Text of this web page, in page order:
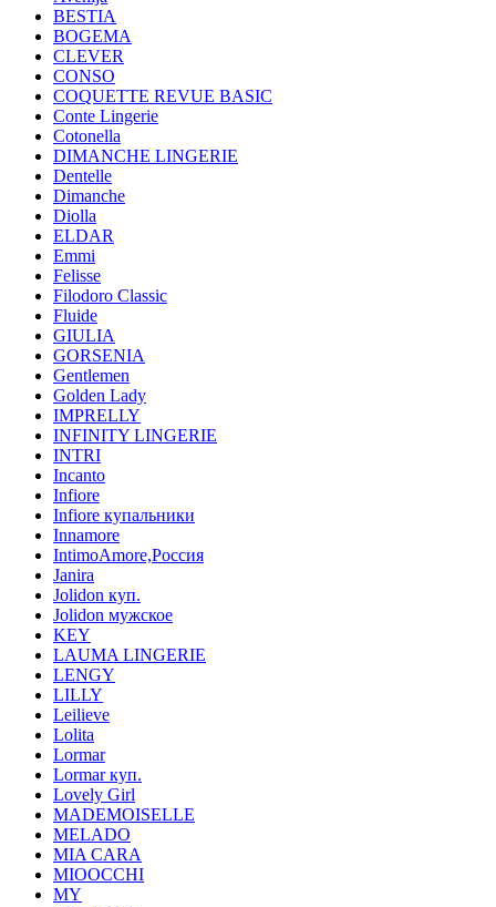
BESTIA
BOGEMA
CLEVER
CONSO
COQUETTE REVUE BASIC
Conte Lingerie
Cotonella
DIMANCHE LINGERIE
Dentelle
Dimanche
Diolla
ELDAR
Emmi
Felisse
Filodoro Classic
Fluide
GIULIA
GORSENIA
Gentlemen
Golden Lady
IMPRELLY
INFINITY LINGERIE
INTRI
Incanto
Infiore
Infiore купальники
Innamore
IntimoAmore,Россия
Janira
Jolidon куп.
Jolidon мужское
KEY
LAUMA LINGERIE
LENGY
LILLY
Leilieve
Lolita
Lormar
Lormar куп.
Lovely Girl
MADEMOISELLE
MELADO
MIA CARA
MIOOCCHI
MY